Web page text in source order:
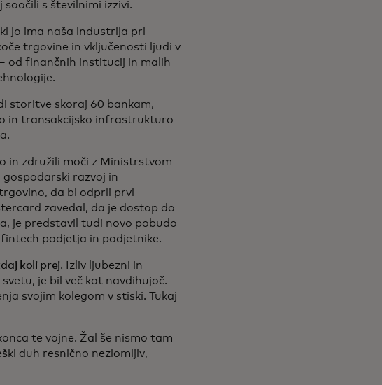
s številnimi izzivi.
jo ima naša industrija pri
trgovine in vključenosti ljudi v
od finančnih institucij in malih
storitve skoraj 60 bankam,
in transakcijsko infrastrukturo
in združili moči z Ministrstvom
razvoj in
da bi odprli prvi
zavedal, da je dostop do
je predstavil tudi novo pobudo
podjetja in podjetnike.
koli prej. Izliv ljubezni in
je bil več kot navdihujoč.
svojim kolegom v stiski. Tukaj
te vojne. Žal še nismo tam
duh resnično nezlomljiv,